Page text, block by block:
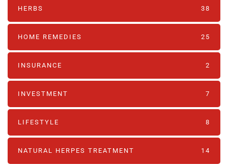
HERBS 38
HOME REMEDIES 25
INSURANCE 2
INVESTMENT 7
LIFESTYLE 8
NATURAL HERPES TREATMENT‎ 14